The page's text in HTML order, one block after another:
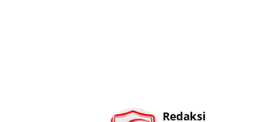
Redaksi